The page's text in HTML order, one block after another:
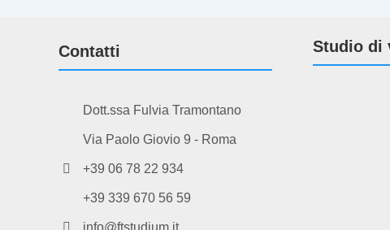
Contatti
Dott.ssa Fulvia Tramontano
Via Paolo Giovio 9 - Roma
+39 06 78 22 934
+39 339 670 56 59
info@ftstudium.it
Studio di